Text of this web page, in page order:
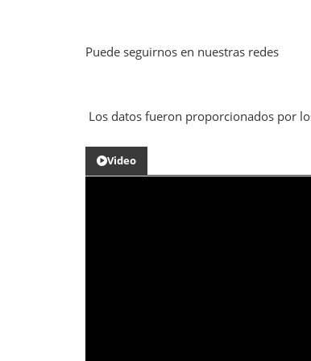
Puede seguirnos en nuestras redes
Los datos fueron proporcionados por
Video